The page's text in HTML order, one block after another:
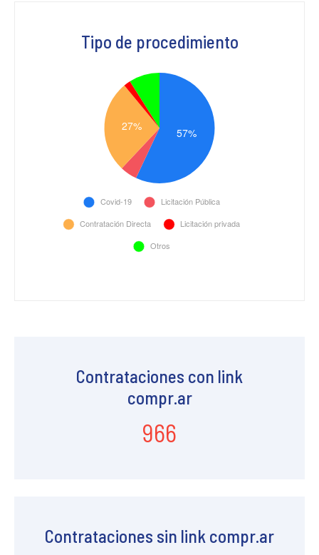
Tipo de procedimiento
Contrataciones con link
compr.ar
966
Contrataciones sin link compr.ar